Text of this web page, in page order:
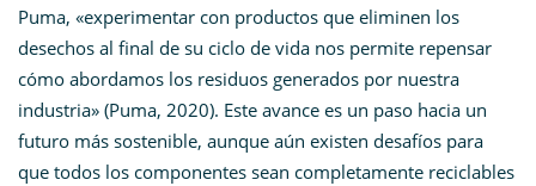
Puma, «experimentar con productos que eliminen los
desechos al final de su ciclo de vida nos permite repensar
cómo abordamos los residuos generados por nuestra
industria» (Puma, 2020)​. Este avance es un paso hacia un
futuro más sostenible, aunque aún existen desafíos para
que todos los componentes sean completamente reciclables